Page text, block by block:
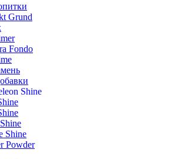
Grund
Fondo
Shine
Shine
Powder